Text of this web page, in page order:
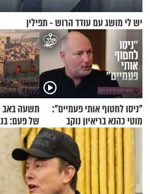
יש לי מושג עם עודד הרוש - תפילין
"ניסו לחטוף אותי פעמיים":
מוטי כהנא בריאיון נוקב
תשעה באב
של פעם: